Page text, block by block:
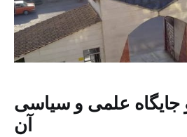
جایگاه علمی و سیاسی
آن